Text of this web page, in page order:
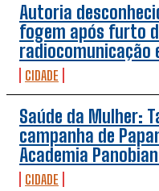
Autoria
fogem após furto
radiocomunicação
CIDADE
Saúde da Mulher:
campanha de
Academia
CIDADE